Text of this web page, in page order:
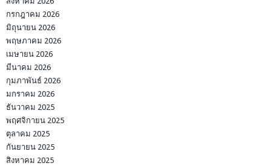
กรกฎาคม 2026
มิถุนายน 2026
พฤษภาคม 2026
เมษายน 2026
มีนาคม 2026
กุมภาพันธ์ 2026
มกราคม 2026
ธันวาคม 2025
พฤศจิกายน 2025
ตุลาคม 2025
กันยายน 2025
สิงหาคม 2025